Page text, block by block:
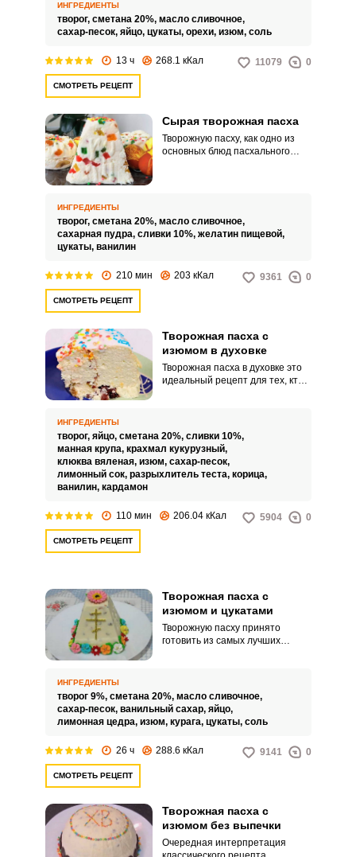
что недоступно было простым
людям. Но времена поменялись.
ИНГРЕДИЕНТЫ
творог, сметана 20%, масло сливочное,
сахар-песок, яйцо, цукаты, орехи, изюм, соль
13 ч 268.1 кКал 11079 0
СМОТРЕТЬ РЕЦЕПТ
Сырая творожная пасха
Творожную пасху, как одно из
основных блюд пасхального
ИНГРЕДИЕНТЫ
творог, сметана 20%, масло сливочное,
сахарная пудра, сливки 10%, желатин пищевой,
цукаты, ванилин
210 мин 203 кКал 9361 0
СМОТРЕТЬ РЕЦЕПТ
Творожная пасха с
изюмом в духовке
Творожная пасха в духовке это
идеальный рецепт для тех, кто
сырым яйцам. По вкусу такая
пасха немного напоминает
творожную запеканку и
нравится как взрослым, так и
ИНГРЕДИЕНТЫ
творог, яйцо, сметана 20%, сливки 10%,
манная крупа, крахмал кукурузный,
клюква вяленая, изюм, сахар-песок,
лимонный сок, разрыхлитель теста, корица,
ванилин, кардамон
110 мин 206.04 кКал 5904 0
СМОТРЕТЬ РЕЦЕПТ
Творожная пасха с
изюмом и цукатами
Творожную пасху принято
готовить из самых лучших
творог и сметана.
ИНГРЕДИЕНТЫ
творог 9%, сметана 20%, масло сливочное,
сахар-песок, ванильный сахар, яйцо,
лимонная цедра, изюм, курага, цукаты, соль
26 ч 288.6 кКал 9141 0
СМОТРЕТЬ РЕЦЕПТ
Творожная пасха с
изюмом без выпечки
Очередная интерпретация